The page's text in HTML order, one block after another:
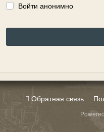
Войти анонимно
Обратная связь